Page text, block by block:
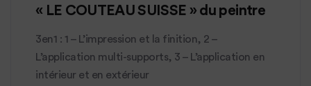
« LE COUTEAU SUISSE » du peintre
3en1 : 1 – L’impression et la finition, 2 –
L’application multi-supports, 3 – L’application en
intérieur et en extérieur